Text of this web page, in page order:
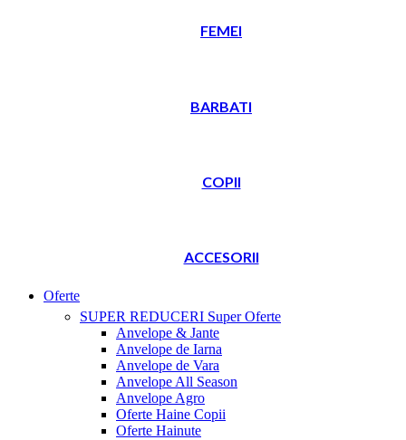
FEMEI
BARBATI
COPII
ACCESORII
Oferte
SUPER REDUCERI Super Oferte
Anvelope & Jante
Anvelope de Iarna
Anvelope de Vara
Anvelope All Season
Anvelope Agro
Oferte Haine Copii
Oferte Hainute